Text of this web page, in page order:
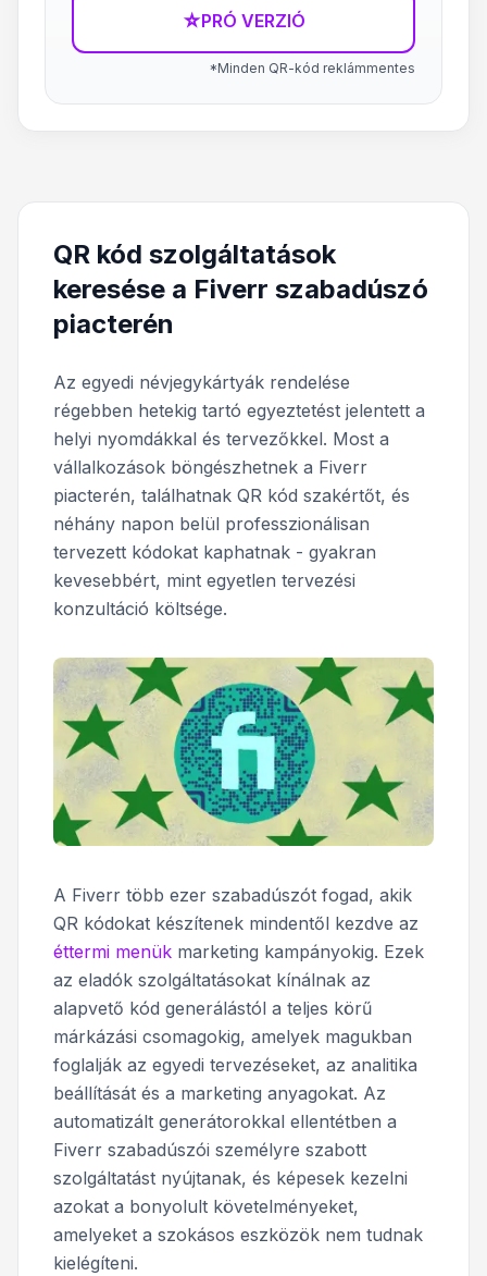
☆PRÓ VERZIÓ
*Minden QR-kód reklámmentes
QR kód szolgáltatások
keresése a Fiverr szabadúszó
piacterén
Az egyedi névjegykártyák rendelése
régebben hetekig tartó egyeztetést jelentett a
helyi nyomdákkal és tervezőkkel. Most a
vállalkozások böngészhetnek a Fiverr
piacterén, találhatnak QR kód szakértőt, és
néhány napon belül professzionálisan
tervezett kódokat kaphatnak - gyakran
kevesebbért, mint egyetlen tervezési
konzultáció költsége.
A Fiverr több ezer szabadúszót fogad, akik
QR kódokat készítenek mindentől kezdve az
éttermi menük marketing kampányokig. Ezek
az eladók szolgáltatásokat kínálnak az
alapvető kód generálástól a teljes körű
márkázási csomagokig, amelyek magukban
foglalják az egyedi tervezéseket, az analitika
beállítását és a marketing anyagokat. Az
automatizált generátorokkal ellentétben a
Fiverr szabadúszói személyre szabott
szolgáltatást nyújtanak, és képesek kezelni
azokat a bonyolult követelményeket,
amelyeket a szokásos eszközök nem tudnak
kielégíteni.